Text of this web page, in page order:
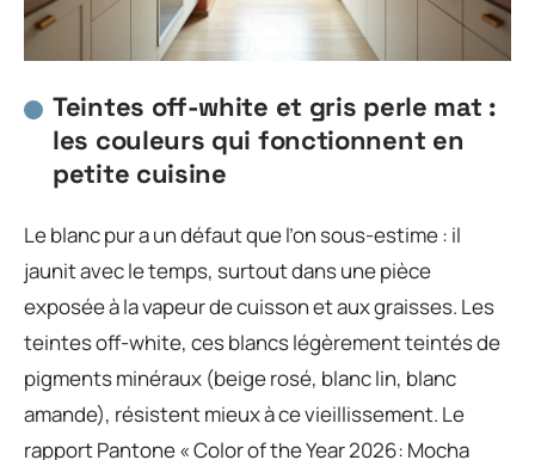
Teintes off-white et gris perle mat :
les couleurs qui fonctionnent en
petite cuisine
Le blanc pur a un défaut que l’on sous-estime : il
jaunit avec le temps, surtout dans une pièce
exposée à la vapeur de cuisson et aux graisses. Les
teintes off-white, ces blancs légèrement teintés de
pigments minéraux (beige rosé, blanc lin, blanc
amande), résistent mieux à ce vieillissement. Le
rapport Pantone « Color of the Year 2026: Mocha